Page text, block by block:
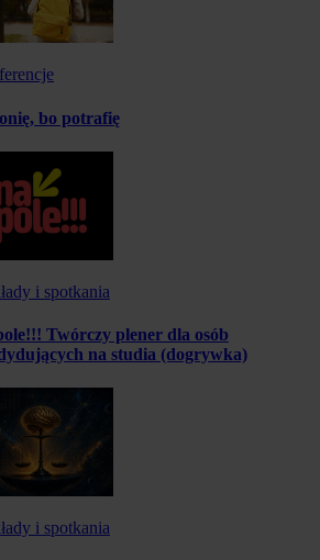
bo potrafię
i spotkania
Twórczy plener dla osób
na studia (dogrywka)
i spotkania